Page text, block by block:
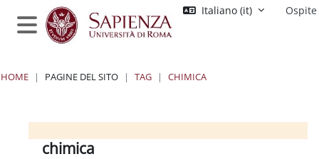
Vai al contenuto principale
Pannello laterale
Italiano ‎(it)‎ Ospite
HOME PAGINE DEL SITO TAG CHIMICA
Blocchi
Blocchi
Blocchi
Blocchichimica